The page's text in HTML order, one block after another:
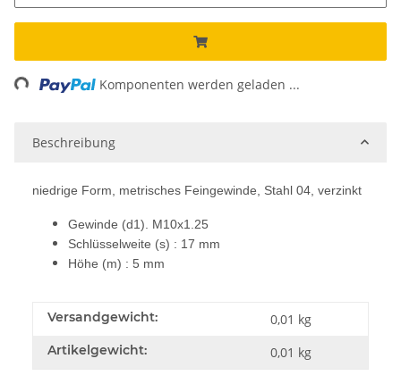
Komponenten werden geladen ...
Beschreibung
niedrige Form, metrisches Feingewinde, Stahl 04, verzinkt
Gewinde (d1). M10x1.25
Schlüsselweite (s) : 17 mm
Höhe (m) : 5 mm
Versandgewicht: 0,01 kg
Artikelgewicht: 0,01 kg